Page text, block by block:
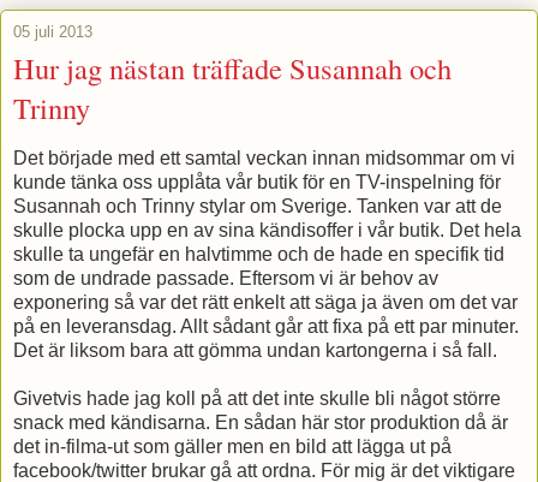
05 juli 2013
Hur jag nästan träffade Susannah och
Trinny
Det började med ett samtal veckan innan midsommar om vi
kunde tänka oss upplåta vår butik för en TV-inspelning för
Susannah och Trinny stylar om Sverige. Tanken var att de
skulle plocka upp en av sina kändisoffer i vår butik. Det hela
skulle ta ungefär en halvtimme och de hade en specifik tid
som de undrade passade. Eftersom vi är behov av
exponering så var det rätt enkelt att säga ja även om det var
på en leveransdag. Allt sådant går att fixa på ett par minuter.
Det är liksom bara att gömma undan kartongerna i så fall.
Givetvis hade jag koll på att det inte skulle bli något större
snack med kändisarna. En sådan här stor produktion då är
det in-filma-ut som gäller men en bild att lägga ut på
facebook/twitter brukar gå att ordna. För mig är det viktigare